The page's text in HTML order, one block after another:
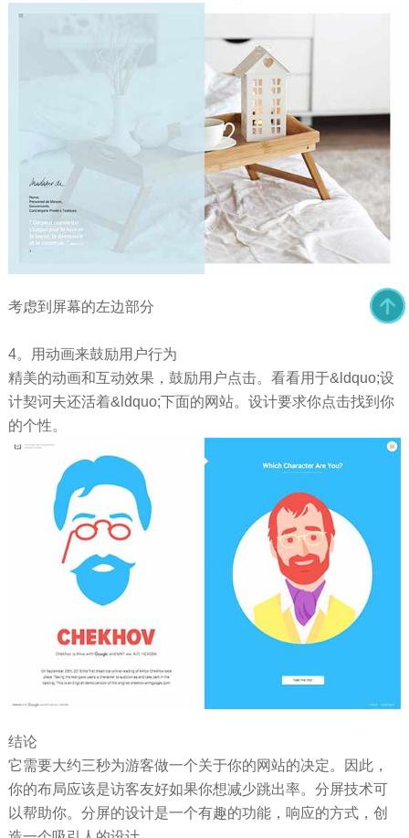
考虑到屏幕的左边部分
4。用动画来鼓励用户行为
精美的动画和互动效果，鼓励用户点击。看看用于&ldquo;设
计契诃夫还活着&ldquo;下面的网站。设计要求你点击找到你
的个性。
结论
它需要大约三秒为游客做一个关于你的网站的决定。因此，
你的布局应该是访客友好如果你想减少跳出率。分屏技术可
以帮助你。分屏的设计是一个有趣的功能，响应的方式，创